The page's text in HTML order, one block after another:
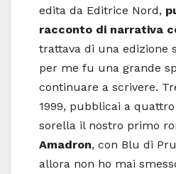
edita da Editrice Nord,
racconto di narrativa
trattava di una edizione
per me fu una grande
continuare a scrivere.
1999, pubblicai a
sorella il nostro primo
Amadron, con Blu di
allora non ho mai